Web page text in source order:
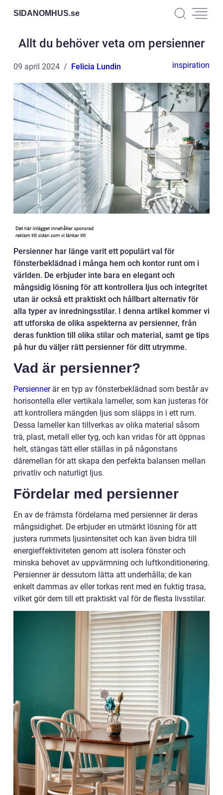
SIDANOMHUS.se
Allt du behöver veta om persienner
09 april 2024 Felicia Lundin inspiration
Persienner har länge varit ett populärt val för
fönsterbeklädnad i många hem och kontor runt om i
världen. De erbjuder inte bara en elegant och
mångsidig lösning för att kontrollera ljus och integritet
utan är också ett praktiskt och hållbart alternativ för
alla typer av inredningsstilar. I denna artikel kommer vi
att utforska de olika aspekterna av persienner, från
deras funktion till olika stilar och material, samt ge tips
på hur du väljer rätt persienner för ditt utrymme.
Vad är persienner?
Persiennerär en typ av fönsterbeklädnad som består av
horisontella eller vertikala lameller, som kan justeras för
att kontrollera mängden ljus som släpps in i ett rum.
Dessa lameller kan tillverkas av olika material såsom
trä, plast, metall eller tyg, och kan vridas för att öppnas
helt, stängas tätt eller ställas in på någonstans
däremellan för att skapa den perfekta balansen mellan
privatliv och naturligt ljus.
Fördelar med persienner
En av de främsta fördelarna med persienner är deras
mångsidighet. De erbjuder en utmärkt lösning för att
justera rummets ljusintensitet och kan även bidra till
energieffektiviteten genom att isolera fönster och
minska behovet av uppvärmning och luftkonditionering.
Persienner är dessutom lätta att underhålla; de kan
enkelt dammas av eller torkas rent med en fuktig trasa,
vilket gör dem till ett praktiskt val för de flesta livsstilar.